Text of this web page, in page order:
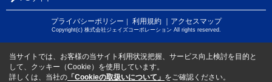
プライバシーポリシー 利用規約 ｜アクセスマップ
Copyright(c) 株式会社ジェイズコーポレーション All rights reserved.
当サイトでは、お客様の当サイト利用状況把握、サービス向上検討を目的と
して、クッキー（Cookie）を使用しています。
詳しくは、当社の 「Cookieの取扱いについて」 をご確認ください。